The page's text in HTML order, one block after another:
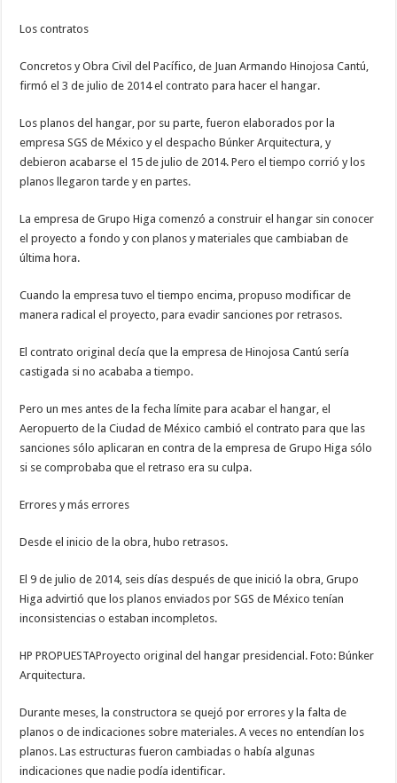
Los contratos
Concretos y Obra Civil del Pacífico, de Juan Armando Hinojosa Cantú,
firmó el 3 de julio de 2014 el contrato para hacer el hangar.
Los planos del hangar, por su parte, fueron elaborados por la
empresa SGS de México y el despacho Búnker Arquitectura, y
debieron acabarse el 15 de julio de 2014. Pero el tiempo corrió y los
planos llegaron tarde y en partes.
La empresa de Grupo Higa comenzó a construir el hangar sin conocer
el proyecto a fondo y con planos y materiales que cambiaban de
última hora.
Cuando la empresa tuvo el tiempo encima, propuso modificar de
manera radical el proyecto, para evadir sanciones por retrasos.
El contrato original decía que la empresa de Hinojosa Cantú sería
castigada si no acababa a tiempo.
Pero un mes antes de la fecha límite para acabar el hangar, el
Aeropuerto de la Ciudad de México cambió el contrato para que las
sanciones sólo aplicaran en contra de la empresa de Grupo Higa sólo
si se comprobaba que el retraso era su culpa.
Errores y más errores
Desde el inicio de la obra, hubo retrasos.
El 9 de julio de 2014, seis días después de que inició la obra, Grupo
Higa advirtió que los planos enviados por SGS de México tenían
inconsistencias o estaban incompletos.
HP PROPUESTAProyecto original del hangar presidencial. Foto: Búnker
Arquitectura.
Durante meses, la constructora se quejó por errores y la falta de
planos o de indicaciones sobre materiales. A veces no entendían los
planos. Las estructuras fueron cambiadas o había algunas
indicaciones que nadie podía identificar.